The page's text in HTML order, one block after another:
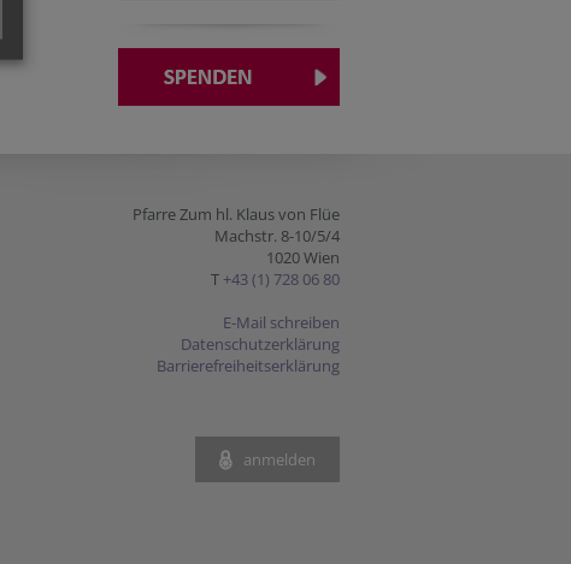
Pfarre Zum hl. Klaus von Flüe
Machstr. 8-10/5/4
1020 Wien
T +43 (1) 728 06 80
E-Mail schreiben
Datenschutzerklärung
Barrierefreiheitserklärung
anmelden